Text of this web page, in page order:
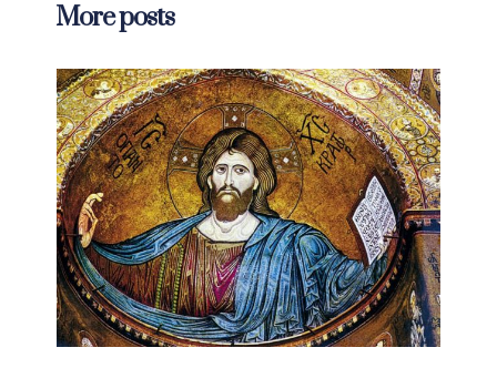
More posts